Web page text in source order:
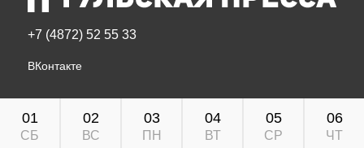
+7 (4872) 52 55 33
ВКонтакте
01
СБ
02
ВС
03
ПН
04
ВТ
05
СР
06
ЧТ